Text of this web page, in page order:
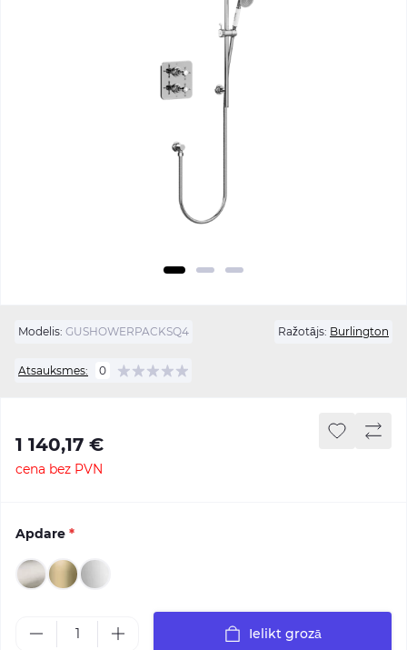
Modelis: GUSHOWERPACKSQ4 Ražotājs: Burlington
Atsauksmes: 0
1 140,17 €
cena bez PVN
Apdare *
Ielikt grozā